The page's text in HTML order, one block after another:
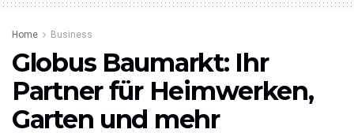
Home Business
Globus Baumarkt: Ihr
Partner für Heimwerken,
Garten und mehr